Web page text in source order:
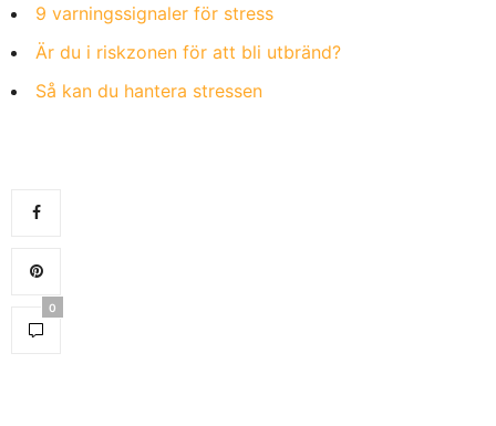
9 varningssignaler för stress
Är du i riskzonen för att bli utbränd?
Så kan du hantera stressen
0